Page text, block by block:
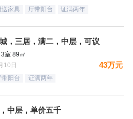
送家具 厅带阳台 证满两年
，三居，满二，中层，可议
室 89㎡
10日
43万元
带阳台 证满两年
中层，单价五千